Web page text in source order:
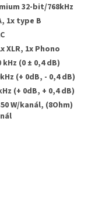
32-bit/768kHz
1x type B
XLR, 1x Phono
kHz (0 ± 0,4 dB)
(+ 0dB, - 0,4 dB)
(+ 0dB, + 0,4 dB)
W/kanál, (8Ohm)